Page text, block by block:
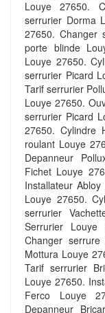
Louye 27650.
serrurier Dorma
27650. Changer
porte blinde
Louye 27650.
serrurier Picard
Tarif serrurier
Louye 27650.
serrurier Picard
27650. Cylindre
roulant Louye
Depanneur
Fichet Louye
Installateur
Louye 27650.
serrurier
Serrurier
Changer
Mottura Louye
Tarif serrurier
Louye 27650.
Ferco Louye
Depanneur